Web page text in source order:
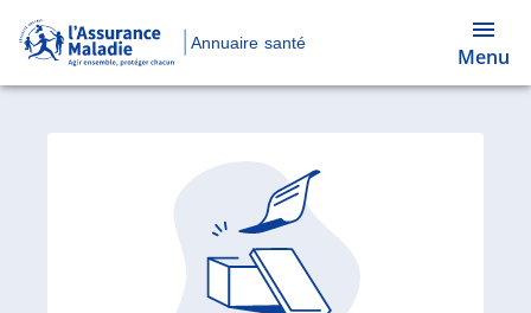
Annuaire santé
Menu